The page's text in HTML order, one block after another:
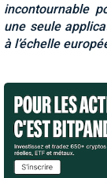
incontournable
une seule
à l’échelle